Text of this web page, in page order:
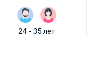
24 - 35 лет